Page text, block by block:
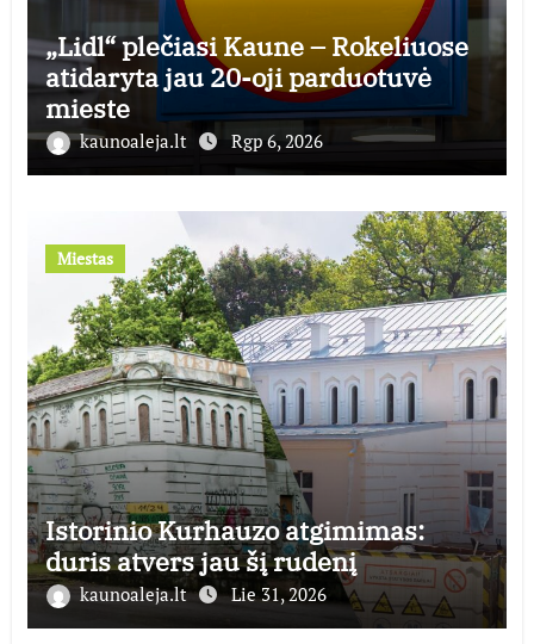
„Lidl“ plečiasi Kaune – Rokeliuose
atidaryta jau 20-oji parduotuvė
mieste
kaunoaleja.lt Rgp 6, 2026
Miestas
Istorinio Kurhauzo atgimimas:
duris atvers jau šį rudenį
kaunoaleja.lt Lie 31, 2026